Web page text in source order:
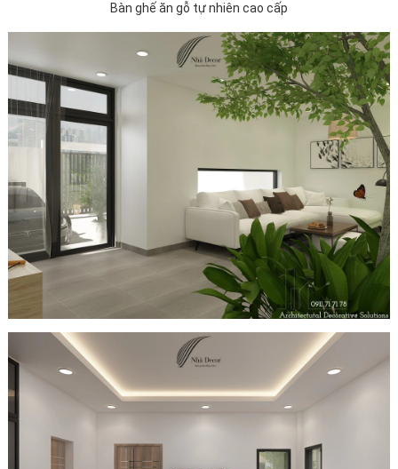
Bàn ghế ăn gỗ tự nhiên cao cấp